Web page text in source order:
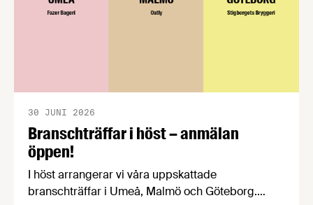
Branschträffar i höst – anmälan
öppen!
30 JUNI 2026
I höst arrangerar vi våra uppskattade
branschträffar i Umeå, Malmö och Göteborg.